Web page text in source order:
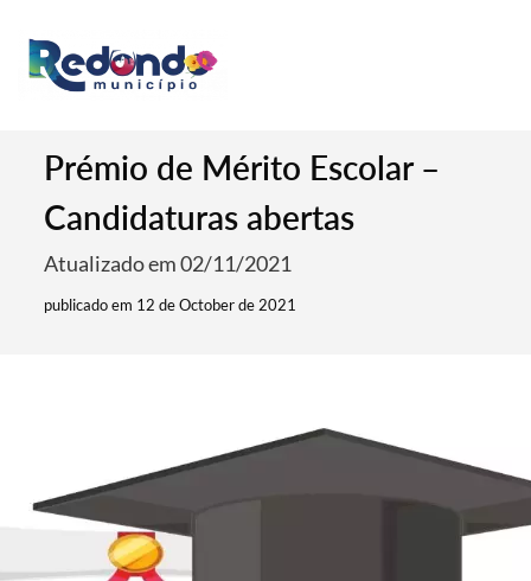
Prémio de Mérito Escolar –
Candidaturas abertas
Atualizado em 02/11/2021
publicado em 12 de October de 2021